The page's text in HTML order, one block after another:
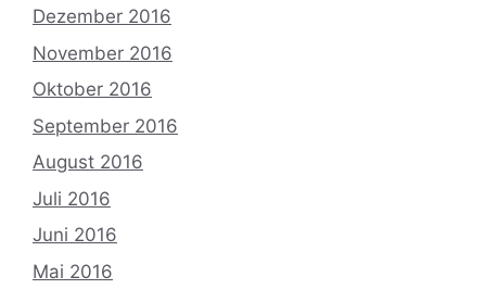
Dezember 2016
November 2016
Oktober 2016
September 2016
August 2016
Juli 2016
Juni 2016
Mai 2016